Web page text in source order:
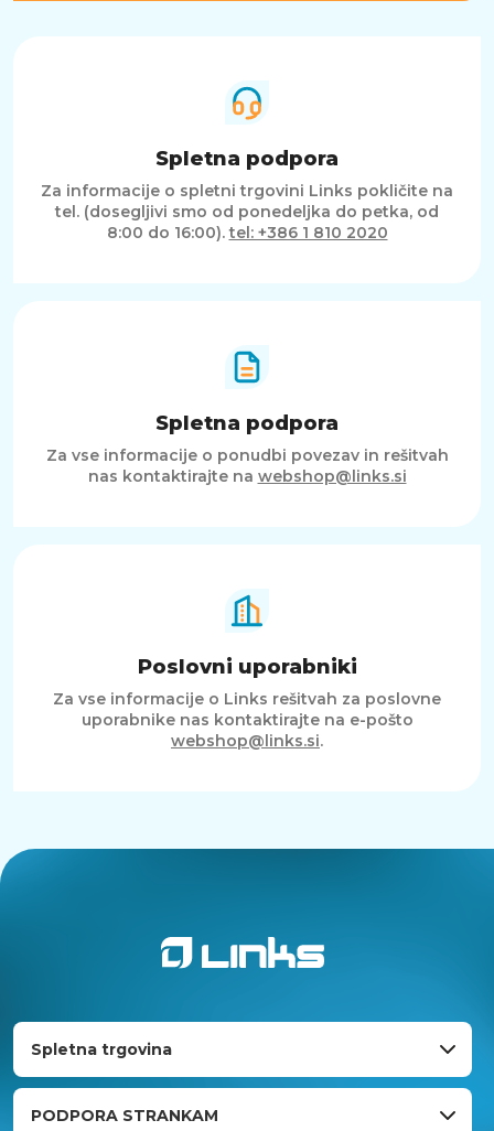
Spletna podpora
Za informacije o spletni trgovini Links pokličite na
tel. (dosegljivi smo od ponedeljka do petka, od
8:00 do 16:00).tel: +386 1 810 2020
Spletna podpora
Za vse informacije o ponudbi povezav in rešitvah
nas kontaktirajte na webshop@links.si
Poslovni uporabniki
Za vse informacije o Links rešitvah za poslovne
uporabnike nas kontaktirajte na e-pošto
webshop@links.si.
Spletna trgovina
PODPORA STRANKAM